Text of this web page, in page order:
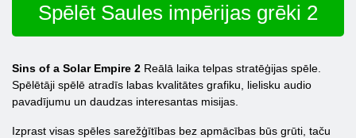
Spēlēt Saules impērijas grēki 2
Sins of a Solar Empire 2 Reālā laika telpas stratēģijas spēle.
Spēlētāji spēlē atradīs labas kvalitātes grafiku, lielisku audio
pavadījumu un daudzas interesantas misijas.
Izprast visas spēles sarežģītības bez apmācības būs grūti, taču